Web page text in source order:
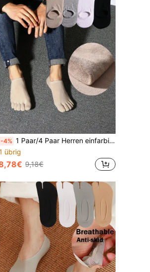
-4% 1 Paar/4 Paar Herren einfarbige reine Baumwolle Fünf-Finger-Bootssocken, atmungsaktive geruchshemmende schweißabsorbierende Sportsocken
übrig
9,18€